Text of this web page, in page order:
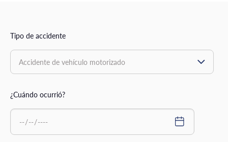
Tipo de accidente
¿Cuándo ocurrió?